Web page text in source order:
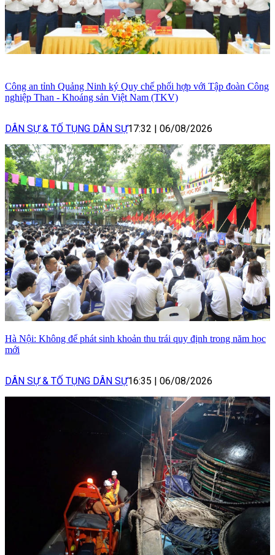
Công an tỉnh Quảng Ninh ký Quy chế phối hợp với Tập đoàn Công
nghiệp Than - Khoáng sản Việt Nam (TKV)
DÂN SỰ & TỐ TỤNG DÂN SỰ17:32 | 06/08/2026
Hà Nội: Không để phát sinh khoản thu trái quy định trong năm học
mới
DÂN SỰ & TỐ TỤNG DÂN SỰ16:35 | 06/08/2026